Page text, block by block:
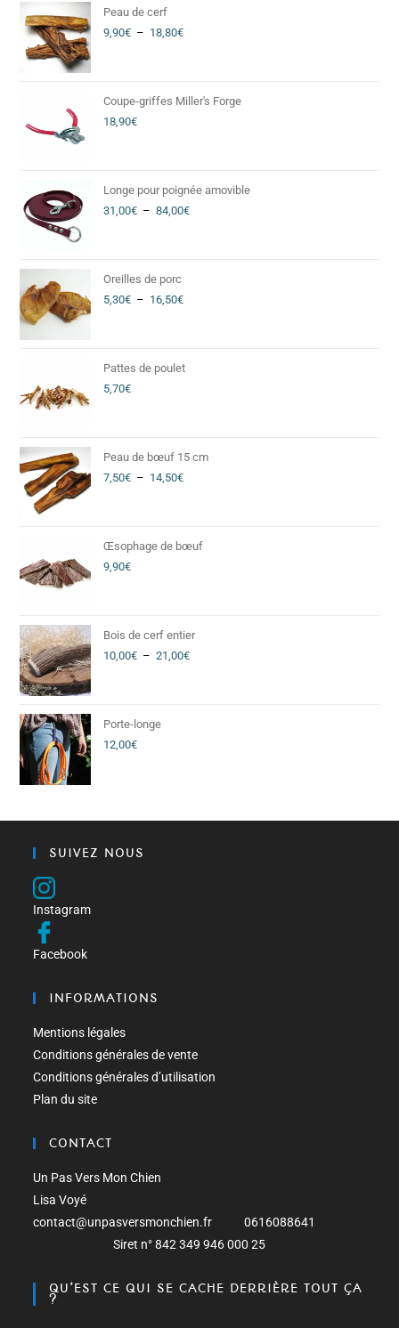
Peau de cerf
9,90€ – 18,80€
Coupe-griffes Miller's Forge
18,90€
Longe pour poignée amovible
31,00€ – 84,00€
Oreilles de porc
5,30€ – 16,50€
Pattes de poulet
5,70€
Peau de bœuf 15 cm
7,50€ – 14,50€
Œsophage de bœuf
9,90€
Bois de cerf entier
10,00€ – 21,00€
Porte-longe
12,00€
SUIVEZ NOUS
Instagram
Facebook
INFORMATIONS
Mentions légales
Conditions générales de vente
Conditions générales d’utilisation
Plan du site
CONTACT
Un Pas Vers Mon Chien
Lisa Voyé
contact@unpasversmonchien.fr 0616088641
Siret n° 842 349 946 000 25
QU’EST CE QUI SE CACHE DERRIÈRE TOUT ÇA
?